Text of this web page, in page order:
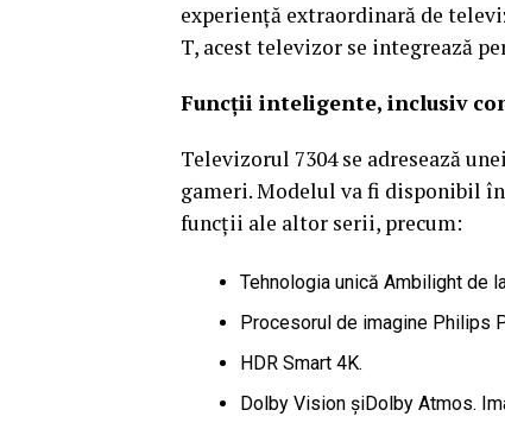
experiență extraordinară de
T, acest televizor se integrează
Funcții inteligente, inclusiv
Televizorul 7304 se adresează
gameri. Modelul va fi disponibil
funcții ale altor serii, precum:
Tehnologia unică Ambilight de
Procesorul de imagine Philips
HDR Smart 4K.
Dolby Vision șiDolby Atmos.